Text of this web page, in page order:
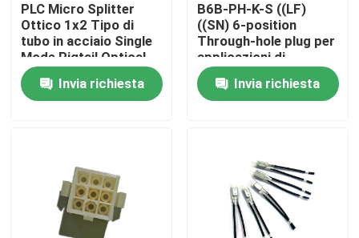
Contattaci
notizie
Componenti elettronici
Componente di trasmissione a vite a sfera
PLC Micro Splitter
Ottico 1x2 Tipo di
tubo in acciaio Single
Mode Pigtail Optical
Divider SC-P
Invia richiesta
B6B-PH-K-S ((LF)
((SN) 6-position
Through-hole plug per
applicazioni di
connettori
automobilistici
Invia richiesta